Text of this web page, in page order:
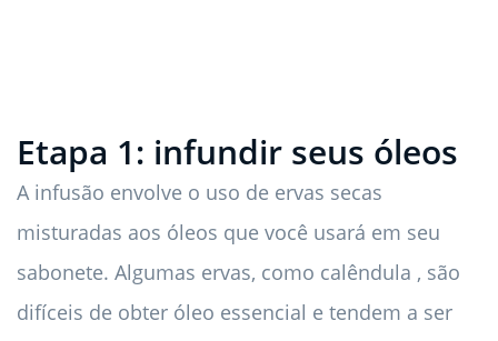
Etapa 1: infundir seus óleos
A infusão envolve o uso de ervas secas
misturadas aos óleos que você usará em seu
sabonete. Algumas ervas, como calêndula , são
difíceis de obter óleo essencial e tendem a ser